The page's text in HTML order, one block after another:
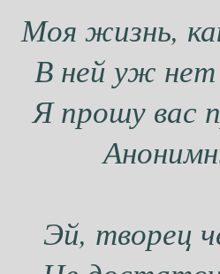
Моя жизнь,
В ней уж нет
Я прошу вас
Эй, творец